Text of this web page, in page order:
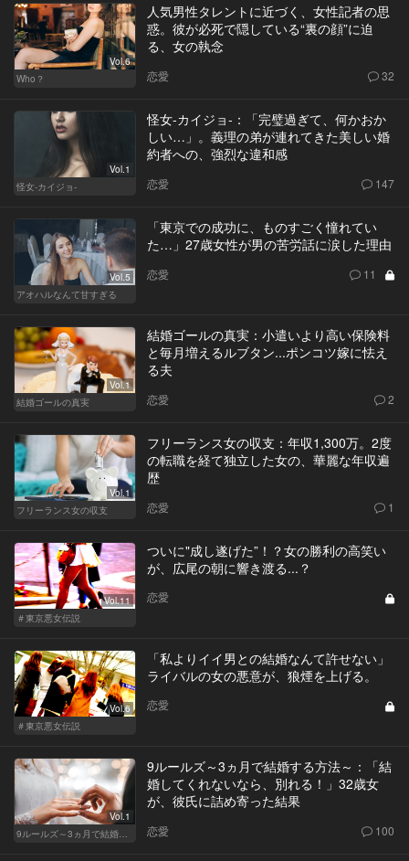
Vol.6
Who？
人気男性タレントに近づく、女性記者の思
惑。彼が必死で隠している“裏の顔”に迫
る、女の執念
恋愛 32
Vol.1
怪女-カイジョ-
怪女-カイジョ-：「完璧過ぎて、何かおか
しい…」。義理の弟が連れてきた美しい婚
約者への、強烈な違和感
恋愛 147
Vol.5
アオハルなんて甘すぎる
「東京での成功に、ものすごく憧れてい
た…」27歳女性が男の苦労話に涙した理由
恋愛 11
Vol.1
結婚ゴールの真実
結婚ゴールの真実：小遣いより高い保険料
と毎月増えるルブタン...ポンコツ嫁に怯え
る夫
恋愛 2
Vol.1
フリーランス女の収支
フリーランス女の収支：年収1,300万。2度
の転職を経て独立した女の、華麗な年収遍
歴
恋愛 1
Vol.11
＃東京悪女伝説
ついに"成し遂げた”！？女の勝利の高笑い
が、広尾の朝に響き渡る...？
恋愛
Vol.6
＃東京悪女伝説
「私よりイイ男との結婚なんて許せない」
ライバルの女の悪意が、狼煙を上げる。
恋愛
Vol.1
9ルールズ～3ヵ月で結婚する方法～：「結
婚してくれないなら、別れる！」32歳女
が、彼氏に詰め寄った結果
恋愛 100